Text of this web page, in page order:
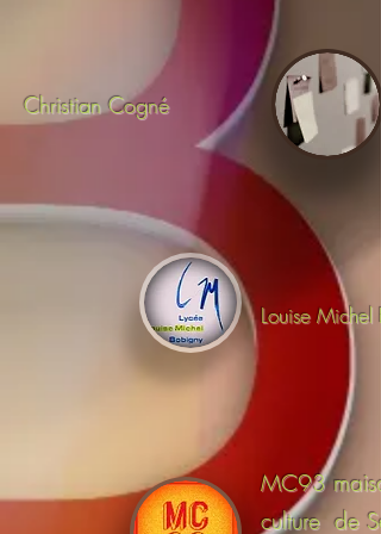
Christian Cogné
Louise Michel
MC93
culture de